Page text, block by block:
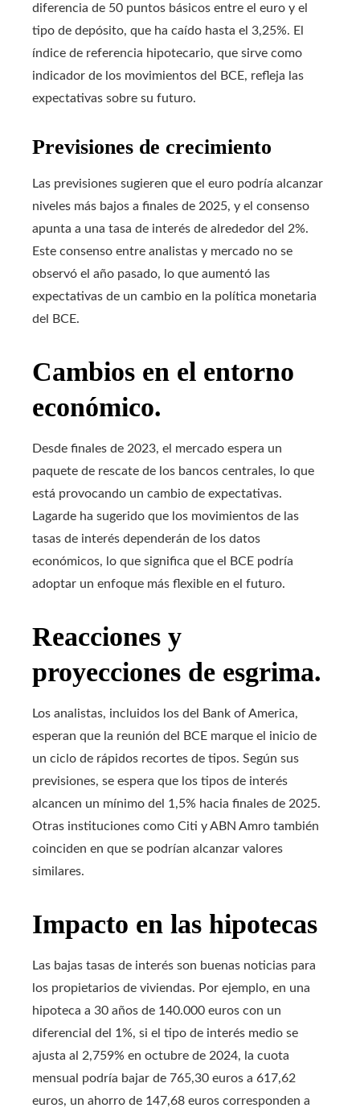
diferencia de 50 puntos básicos entre el euro y el
tipo de depósito, que ha caído hasta el 3,25%. El
índice de referencia hipotecario, que sirve como
indicador de los movimientos del BCE, refleja las
expectativas sobre su futuro.
Previsiones de crecimiento
Las previsiones sugieren que el euro podría alcanzar
niveles más bajos a finales de 2025, y el consenso
apunta a una tasa de interés de alrededor del 2%.
Este consenso entre analistas y mercado no se
observó el año pasado, lo que aumentó las
expectativas de un cambio en la política monetaria
del BCE.
Cambios en el entorno
económico.
Desde finales de 2023, el mercado espera un
paquete de rescate de los bancos centrales, lo que
está provocando un cambio de expectativas.
Lagarde ha sugerido que los movimientos de las
tasas de interés dependerán de los datos
económicos, lo que significa que el BCE podría
adoptar un enfoque más flexible en el futuro.
Reacciones y
proyecciones de esgrima.
Los analistas, incluidos los del Bank of America,
esperan que la reunión del BCE marque el inicio de
un ciclo de rápidos recortes de tipos. Según sus
previsiones, se espera que los tipos de interés
alcancen un mínimo del 1,5% hacia finales de 2025.
Otras instituciones como Citi y ABN Amro también
coinciden en que se podrían alcanzar valores
similares.
Impacto en las hipotecas
Las bajas tasas de interés son buenas noticias para
los propietarios de viviendas. Por ejemplo, en una
hipoteca a 30 años de 140.000 euros con un
diferencial del 1%, si el tipo de interés medio se
ajusta al 2,759% en octubre de 2024, la cuota
mensual podría bajar de 765,30 euros a 617,62
euros, un ahorro de 147,68 euros corresponden a